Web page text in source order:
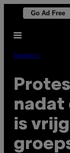
de
inhoud
Go Ad Free
Open
Identiteit
nadat
is